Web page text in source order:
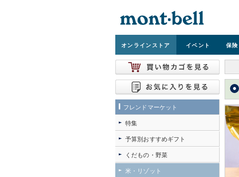
オンラインストア イベント 保険
フレンドマーケット
特集
予算別おすすめギフト
くだもの・野菜
米・リゾット